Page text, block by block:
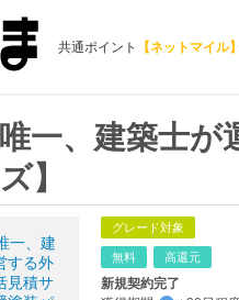
共通ポイント 【ネットマイル】
一、建築士
】
グレード対象
無料 高還元
新規契約完了